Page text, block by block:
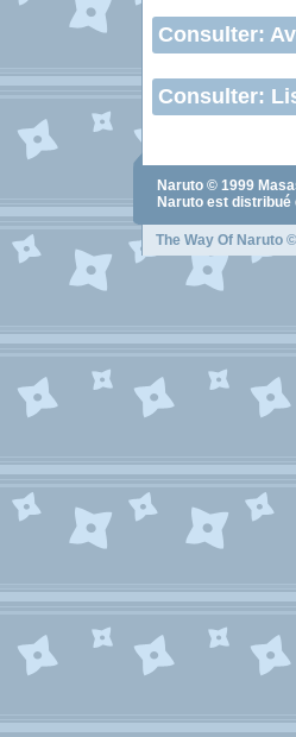
Consulter:
Consulter:
Naruto © 1999
Naruto est distribué
The Way Of Naruto